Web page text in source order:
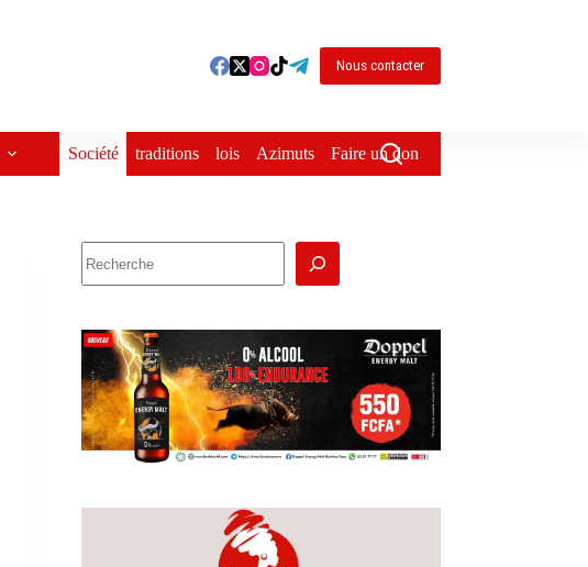
Nous contacter
Société traditions lois Azimuts Faire un don